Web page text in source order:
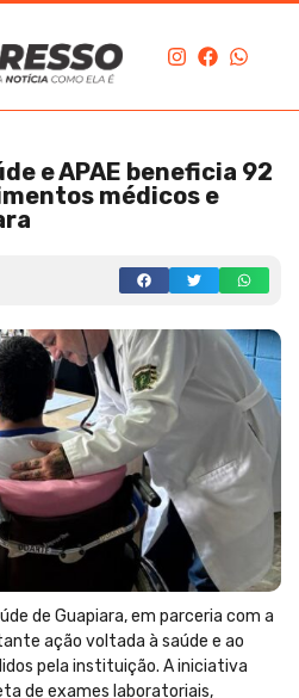
e APAE beneficia 92
médicos e
de Guapiara, em parceria com a
ação voltada à saúde e ao
pela instituição. A iniciativa
de exames laboratoriais,